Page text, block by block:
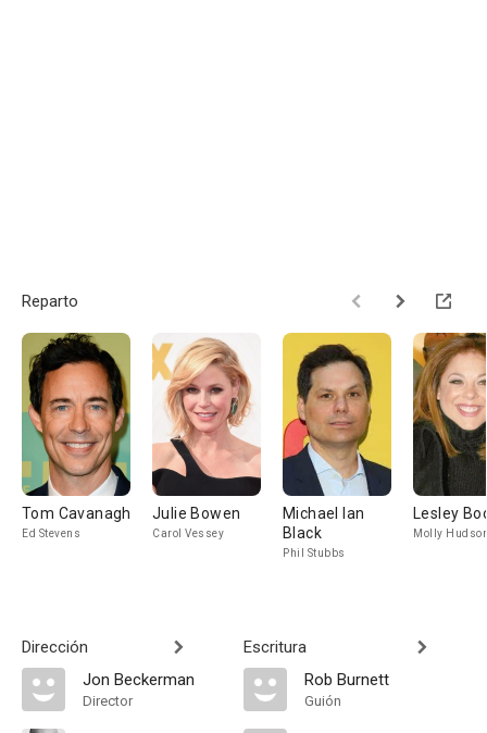
Reparto
Tom Cavanagh
Ed Stevens
Julie Bowen
Carol Vessey
Michael Ian
Black
Phil Stubbs
Lesley
Molly
Dirección
Jon Beckerman
Director
Escritura
Rob Burnett
Guión